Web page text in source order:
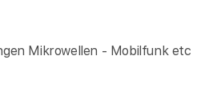
Mikrowellen - Mobilfunk etc